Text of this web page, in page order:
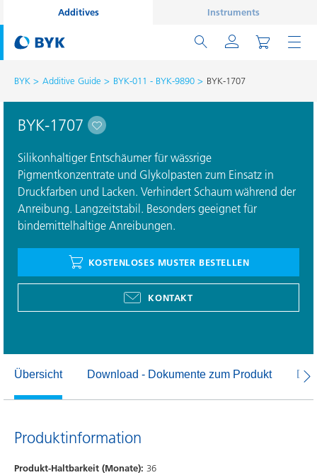
Additives Instruments
BYK Additive Guide BYK-011 - BYK-9890 BYK-1707
BYK-1707
Silikonhaltiger Entschäumer für wässrige
Pigmentkonzentrate und Glykolpasten zum Einsatz in
Druckfarben und Lacken. Verhindert Schaum während der
Anreibung. Langzeitstabil. Besonders geeignet für
bindemittelhaltige Anreibungen.
KOSTENLOSES MUSTER BESTELLEN
KONTAKT
Übersicht Download - Dokumente zum Produkt
Produktinformation
Produkt-Haltbarkeit (Monate): 36